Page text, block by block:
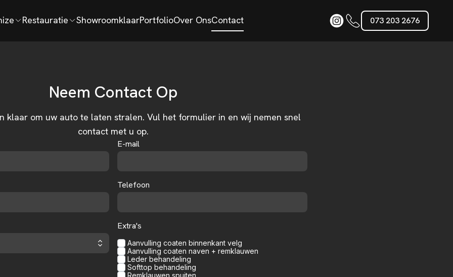
Restauratie ShowroomklaarPortfolioOver OnsContact 073 203 2676
Neem Contact Op
klaar om uw auto te laten stralen. Vul het formulier in en wij nemen snel
contact met u op.
E-mail
Telefoon
Extra's
Aanvulling coaten binnenkant velg
Aanvulling coaten naven + remklauwen
Leder behandeling
Softtop behandeling
Remklauwen spuiten